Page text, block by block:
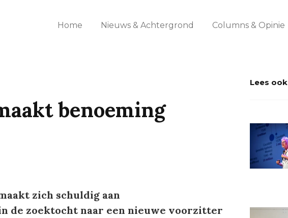
Home Nieuws & Achtergrond Columns & Opinie
benoeming
zich schuldig aan
de zoektocht naar een nieuwe voorzitter
Lees ook